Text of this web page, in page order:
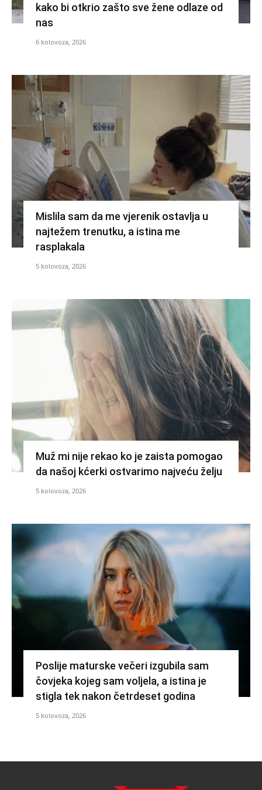
kako bi otkrio zašto sve žene odlaze od
nas
6 kolovoza, 2026
Mislila sam da me vjerenik ostavlja u
najtežem trenutku, a istina me
rasplakala
5 kolovoza, 2026
Muž mi nije rekao ko je zaista pomogao
da našoj kćerki ostvarimo najveću želju
5 kolovoza, 2026
Poslije maturske večeri izgubila sam
čovjeka kojeg sam voljela, a istina je
stigla tek nakon četrdeset godina
5 kolovoza, 2026